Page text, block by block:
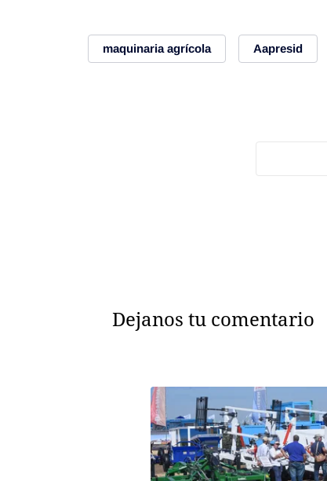
maquinaria agrícola Aapresid
Dejanos tu comentario